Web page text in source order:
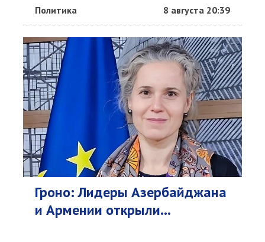
Политика 8 августа 20:39
Гроно: Лидеры Азербайджана
и Армении открыли...